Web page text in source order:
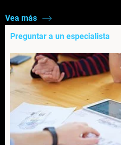
Vea más
Preguntar a un especialista